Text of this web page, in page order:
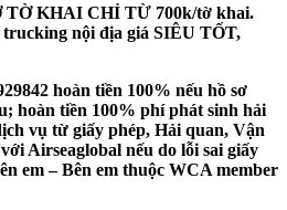
TỜ KHAI CHỈ TỪ 700k/tờ khai.
trucking nội địa giá SIÊU TỐT,
hoàn tiền 100% nếu hồ sơ
hoàn tiền 100% phí phát sinh hải
vụ từ giấy phép, Hải quan, Vận
Airseaglobal nếu do lỗi sai giấy
em – Bên em thuộc WCA member